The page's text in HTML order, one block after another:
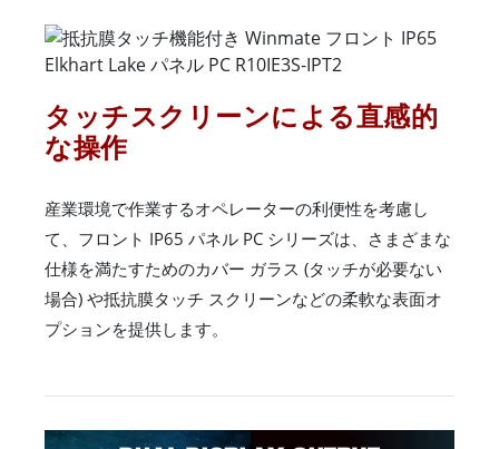
タッチスクリーンによる直感的
な操作
産業環境で作業するオペレーターの利便性を考慮し
て、フロント IP65 パネル PC シリーズは、さまざまな
仕様を満たすためのカバー ガラス (タッチが必要ない
場合) や抵抗膜タッチ スクリーンなどの柔軟な表面オ
プションを提供します。